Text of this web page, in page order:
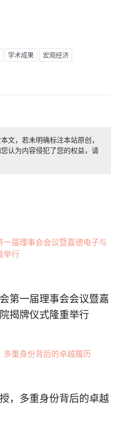
学术成果 宏观经济
文，若未明确标注本站原创，
认为内容侵犯了您的权益，请
第一届理事会会议暨嘉
揭牌仪式隆重举行
，多重身份背后的卓越